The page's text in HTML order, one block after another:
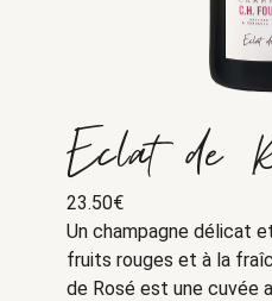
Eclat de
23.50€
Un champagne délicat
fruits rouges et à la
de Rosé est une cuvée